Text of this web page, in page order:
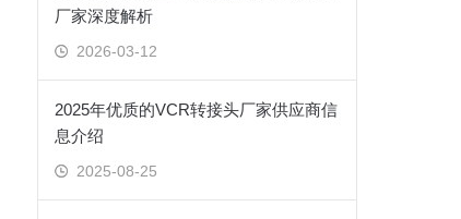
厂家深度解析
2026-03-12
2025年优质的VCR转接头厂家供应商信
息介绍
2025-08-25